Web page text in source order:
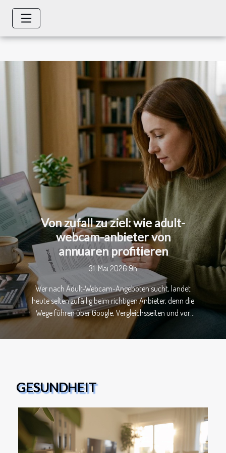
Von zufall zu ziel: wie adult-
webcam-anbieter von
annuaren profitieren
31. Mai 2026 9h
Wer nach Adult-Webcam-Angeboten sucht, landet
heute selten zufällig beim richtigen Anbieter, denn die
Wege führen über Google, Vergleichsseiten und vor
allem über spezialisierte Verzeichnisse, die Angebot
und Nachfrage schneller zusammenbringen als jede
Sichtbarkeit messbar werden muss. Genau hier
Traffic bündeln, Profile strukturieren und Nutzern
Orientierung geben, während Anbieter planbarer
Reichweite gewinnen. Warum Verzeichnisse wieder
wichtiger werden Wer glaubt, Web-Suche funktioniere
GESUNDHEIT